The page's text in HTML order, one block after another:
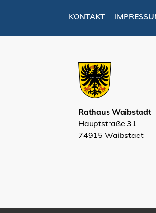
KONTAKT
Rathaus Waibstadt
Hauptstraße 31
74915 Waibstadt